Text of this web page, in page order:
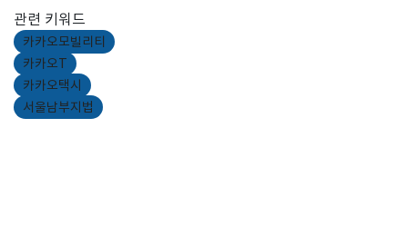
관련 키워드
카카오모빌리티
카카오T
카카오택시
서울남부지법